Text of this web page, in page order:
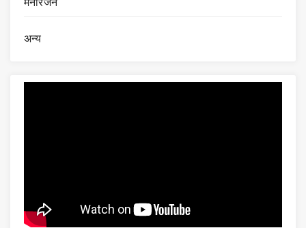
अन्य